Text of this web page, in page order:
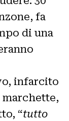
fa
di una
infarcito
“tutto